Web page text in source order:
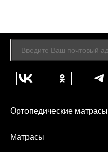
Ортопедические матрасы
Матрасы